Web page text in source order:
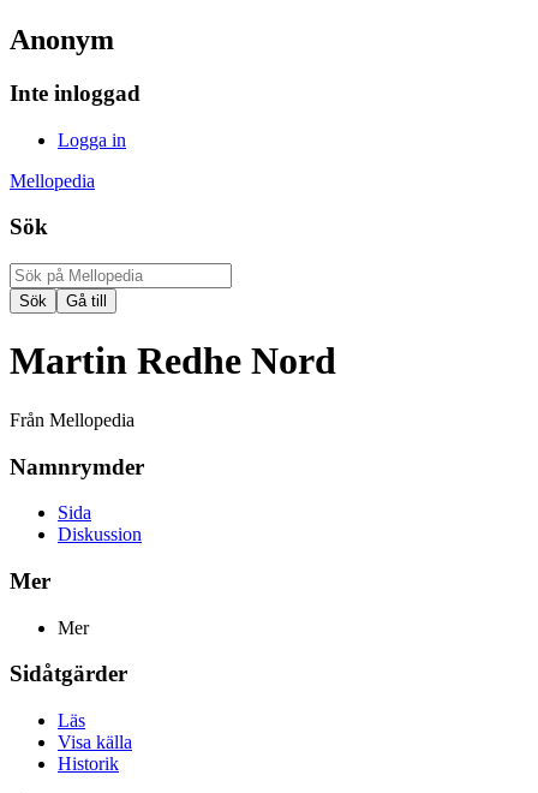
Anonym
Inte inloggad
Logga in
Mellopedia
Sök
Martin Redhe Nord
Från Mellopedia
Namnrymder
Sida
Diskussion
Mer
Mer
Sidåtgärder
Läs
Visa källa
Historik